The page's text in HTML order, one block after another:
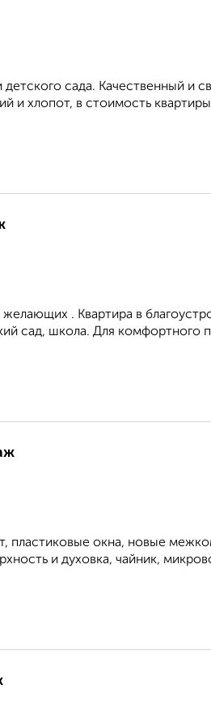
сада. Качественный и
и хлопот, в стоимость
. Квартира в
сад, школа. Для комфортного
пластиковые окна, новые
и духовка, чайник,